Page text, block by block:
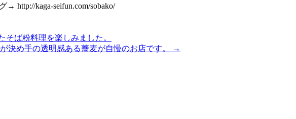
http://kaga-seifun.com/sobako/
ば粉料理を楽しみました。
決め手の透明感ある蕎麦が自慢のお店です。
→